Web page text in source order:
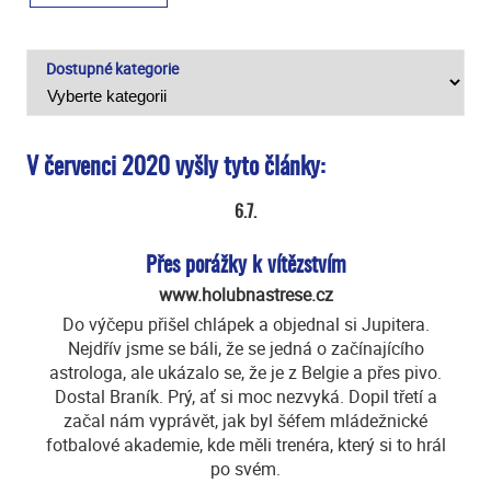
Dostupné kategorie
V červenci 2020 vyšly tyto články:
6.7.
Přes porážky k vítězstvím
www.holubnastrese.cz
Do výčepu přišel chlápek a objednal si Jupitera.
Nejdřív jsme se báli, že se jedná o začínajícího
astrologa, ale ukázalo se, že je z Belgie a přes pivo.
Dostal Braník. Prý, ať si moc nezvyká. Dopil třetí a
začal nám vyprávět, jak byl šéfem mládežnické
fotbalové akademie, kde měli trenéra, který si to hrál
po svém.